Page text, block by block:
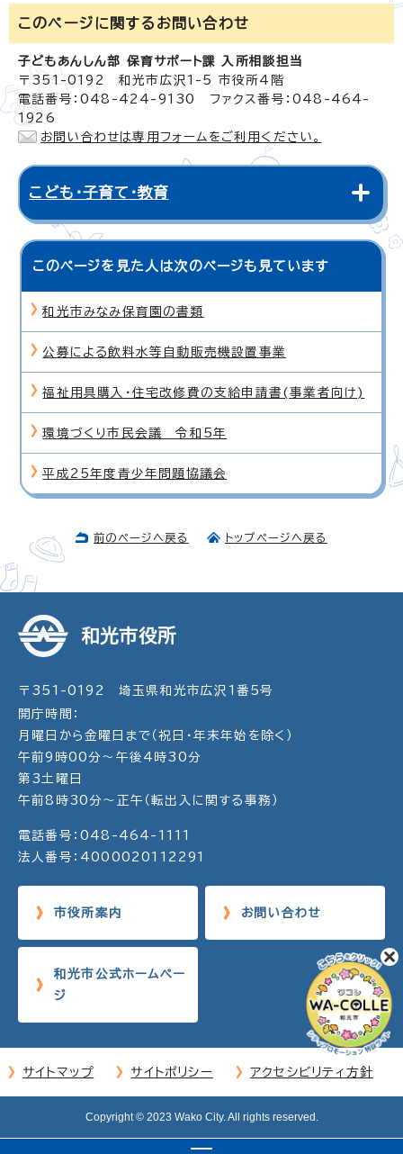
このページに関する お問い合わせ
子どもあんしん部 保育サポート課 入所相談担当
〒351-0192 和光市広沢1-5 市役所4階
電話番号：048-424-9130 ファクス番号：048-464-
1926
お問い合わせは専用フォームをご利用ください。
こども・子育て・教育
このページを見た人は次のページも見ています
和光市みなみ保育園の書類
公募による飲料水等自動販売機設置事業
福祉用具購入・住宅改修費の支給申請書(事業者向け)
環境づくり市民会議 令和5年
平成25年度青少年問題協議会
前のページへ戻る トップページへ戻る
和光市役所
〒351-0192 埼玉県和光市広沢1番5号
開庁時間：
月曜日から金曜日まで（祝日・年末年始を除く）
午前9時00分～午後4時30分
第3土曜日
午前8時30分～正午（転出入に関する事務）
電話番号：048-464-1111
法人番号：4000020112291
市役所案内 お問い合わせ
和光市公式ホームペー
ジ
サイトマップ サイトポリシー アクセシビリティ方針
Copyright © 2023 Wako City. All rights reserved.